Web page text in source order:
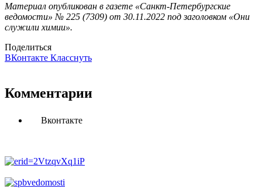
Материал опубликован в газете «Санкт-Петербургские
ведомости» № 225 (7309) от 30.11.2022 под заголовком «Они
служили химии».
Поделиться
ВКонтакте Класснуть
Комментарии
Вконтакте